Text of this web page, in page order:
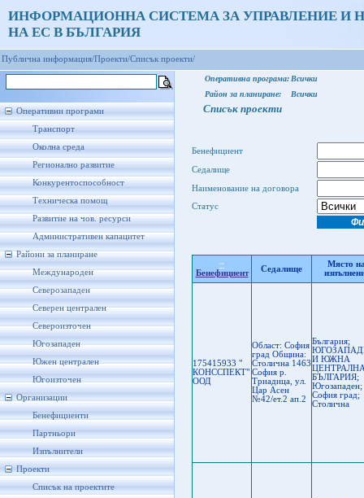
ИНФОРМАЦИОННА СИСТЕМА ЗА УПРАВЛЕНИЕ И
НА ЕС В БЪЛГАРИЯ
Публична информация/Проекти/Списък проекти/
Оперативни програми
Транспорт
Околна среда
Регионално развитие
Конкурентоспособност
Техническа помощ
Развитие на чов. ресурси
Административен капацитет
Райони за планиране
Международен
Северозападен
Северен централен
Североизточен
Югозападен
Южен централен
Югоизточен
Организации
Бенефициенти
Партньори
Изпълнители
Проекти
Списък на проектите
Оперативна програма: Всички
Район за планиране:
Всички
Списък проекти
Бенефициент
Седалище
Наименование на договора
Статус
~
Бенефициент
Седалище
Място
175415933 "
КОНССПЕКТ"
ООД
Област: София
град Oбщина:
Столична 1463
София р.
Триадица, ул.
Цар Асен
№42/ет.2 ап.2
България;
И ЮЖНА
БЪЛГАРИЯ;
Югозападен;
София град;
Столична